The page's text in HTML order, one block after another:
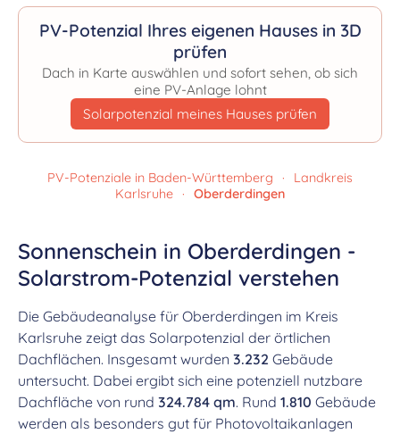
PV-Potenzial Ihres eigenen Hauses in 3D
prüfen
Dach in Karte auswählen und sofort sehen, ob sich
eine PV-Anlage lohnt
Solarpotenzial meines Hauses prüfen
PV-Potenziale in Baden-Württemberg ·
Landkreis
Karlsruhe · Oberderdingen
Sonnenschein in Oberderdingen -
Solarstrom-Potenzial verstehen
Die Gebäudeanalyse für Oberderdingen im Kreis
Karlsruhe zeigt das Solarpotenzial der örtlichen
Dachflächen. Insgesamt wurden 3.232 Gebäude
untersucht. Dabei ergibt sich eine potenziell nutzbare
Dachfläche von rund 324.784 qm. Rund 1.810 Gebäude
werden als besonders gut für Photovoltaikanlagen